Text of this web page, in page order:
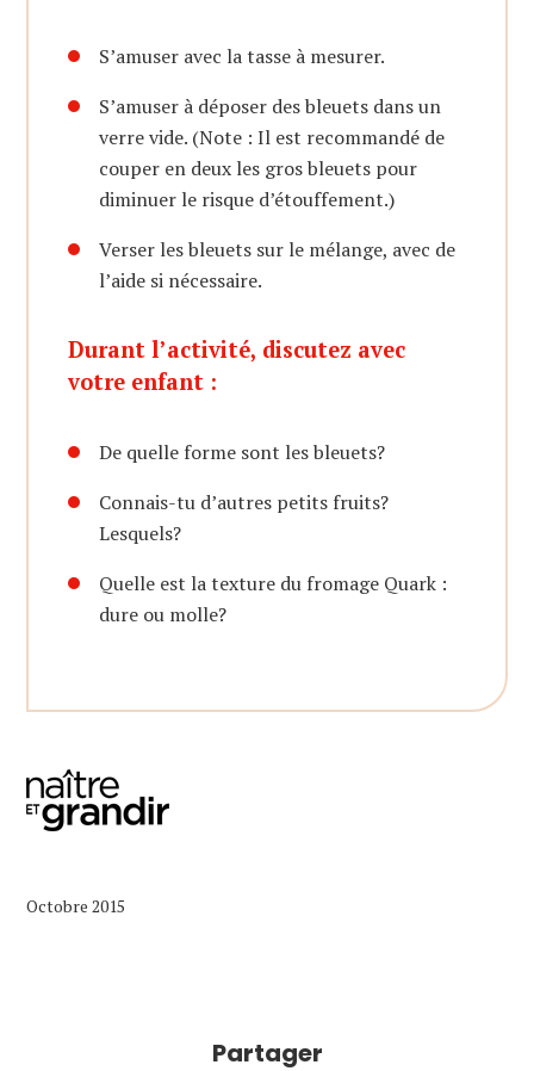
S’amuser avec la tasse à mesurer.
S’amuser à déposer des bleuets dans un
verre vide. (Note : Il est recommandé de
couper en deux les gros bleuets pour
diminuer le risque d’étouffement.)
Verser les bleuets sur le mélange, avec de
l’aide si nécessaire.
Durant l’activité, discutez avec
votre enfant :
De quelle forme sont les bleuets?
Connais-tu d’autres petits fruits?
Lesquels?
Quelle est la texture du fromage Quark :
dure ou molle?
Octobre 2015
Partager